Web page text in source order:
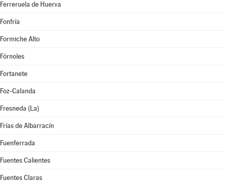
Ferreruela de Huerva
Fonfría
Formiche Alto
Fórnoles
Fortanete
Foz-Calanda
Fresneda (La)
Frías de Albarracín
Fuenferrada
Fuentes Calientes
Fuentes Claras